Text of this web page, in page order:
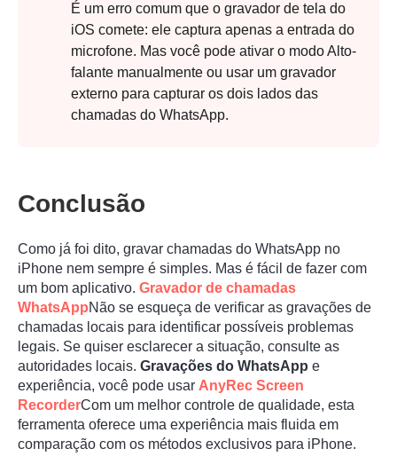
Passo 1.
Passo 2.
É um erro comum que o gravador de tela do
iOS comete: ele captura apenas a entrada do
microfone. Mas você pode ativar o modo Alto-
falante manualmente ou usar um gravador
externo para capturar os dois lados das
chamadas do WhatsApp.
Conclusão
Como já foi dito, gravar chamadas do WhatsApp no
iPhone nem sempre é simples. Mas é fácil de fazer com
um bom aplicativo. Gravador de chamadas
WhatsAppNão se esqueça de verificar as gravações de
chamadas locais para identificar possíveis problemas
legais. Se quiser esclarecer a situação, consulte as
autoridades locais. Gravações do WhatsApp e
experiência, você pode usar AnyRec Screen
RecorderCom um melhor controle de qualidade, esta
ferramenta oferece uma experiência mais fluida em
comparação com os métodos exclusivos para iPhone.